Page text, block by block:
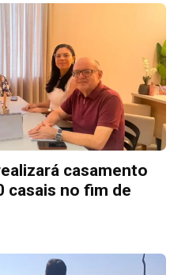
casamento
casais no fim de